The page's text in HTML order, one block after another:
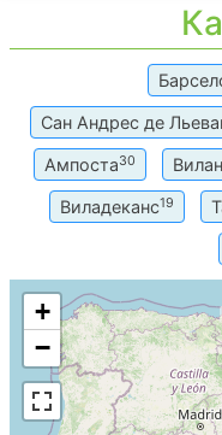
Сан Андрес де
Ампоста30
Виладеканс19
+
−